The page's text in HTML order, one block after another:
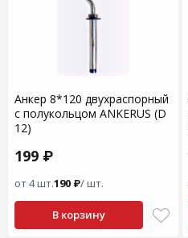
Анкер 8*120 двухраспорный
с полукольцом ANKERUS (D
12)
199 ₽
от 4 шт.190 ₽/ шт.
В корзину